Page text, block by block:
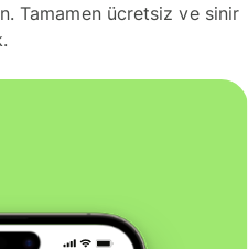
Tamamen ücretsiz ve sinir